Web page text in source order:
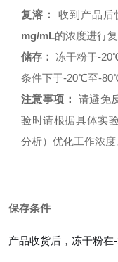
复溶： 收到产品后
mg/mL的浓度进行复
储存： 冻干粉于-
条件下于-20℃至-
注意事项：
请避免
验时请根据具体实
分析）优化工作浓度
保存条件
产品收货后，冻干粉